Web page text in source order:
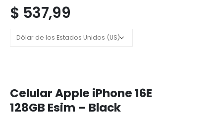
$ 537,99
Celular Apple iPhone 16E
128GB Esim – Black